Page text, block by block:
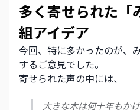
多く寄せられた「
組アイデア
今回、特に多かったのが、
するご意見でした。
寄せられた声の中には、
大きな木は何十年もか